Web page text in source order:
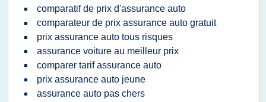
comparatif de prix d'assurance auto
comparateur de prix assurance auto gratuit
prix assurance auto tous risques
assurance voiture au meilleur prix
comparer tarif assurance auto
prix assurance auto jeune
assurance auto pas chers